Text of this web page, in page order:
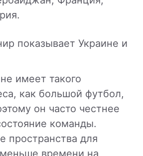
показывает Украине и
имеет такого
как большой футбол,
он часто честнее
команды.
пространства для